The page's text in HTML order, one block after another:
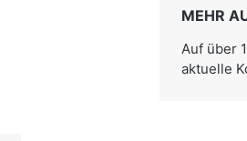
MEHR
Auf über
aktuelle